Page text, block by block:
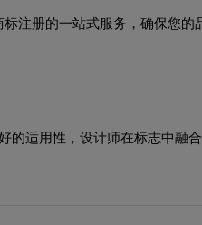
注册的一站式服务，确保您的
适用性，设计师在标志中